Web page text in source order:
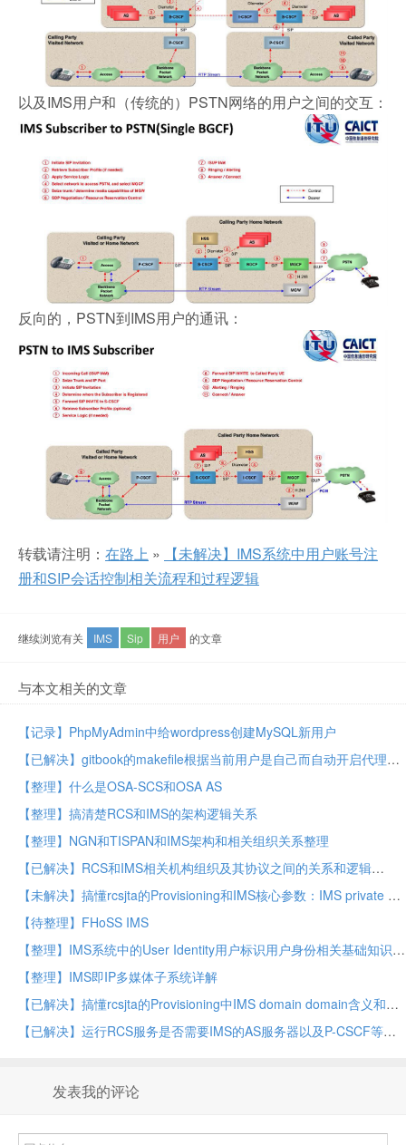
以及IMS用户和（传统的）PSTN网络的用户之间的交互：
反向的，PSTN到IMS用户的通讯：
转载请注明： 在路上 »
【未解决】IMS系统中用户账号注
册和SIP会话控制相关流程和过程逻辑
继续浏览有关 IMS Sip 用户 的文章
与本文相关的文章
【记录】PhpMyAdmin中给wordpress创建MySQL新用户
【已解决】gitbook的makefile根据当前用户是自己而自动开启代理
【整理】什么是OSA-SCS和OSA AS
【整理】搞清楚RCS和IMS的架构逻辑关系
【整理】NGN和TISPAN和IMS架构和相关组织关系整理
【已解决】RCS和IMS相关机构组织及其协议之间的关系和逻辑
【未解决】搞懂rcsjta的Provisioning和IMS核心参数：IMS private URI for HTTP Digest
【待整理】FHoSS IMS
【整理】IMS系统中的User Identity用户标识用户身份相关基础知识
【整理】IMS即IP多媒体子系统详解
【已解决】搞懂rcsjta的Provisioning中IMS domain domain含义和如何填写
【已解决】运行RCS服务是否需要IMS的AS服务器以及P-CSCF等相关名词含义
发表我的评论